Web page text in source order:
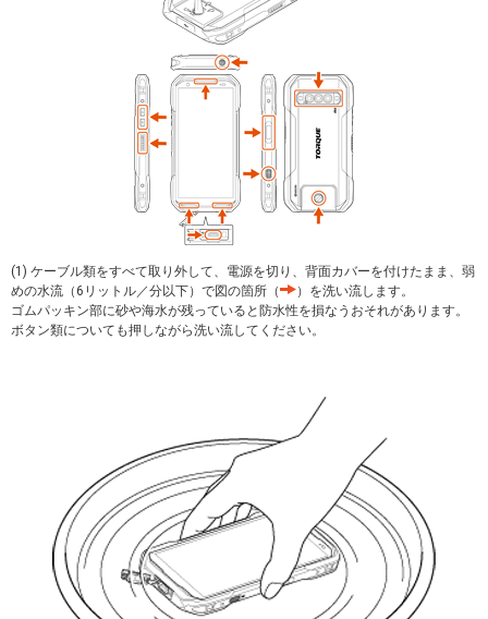
(1) ケーブル類をすべて取り外して、電源を切り、背面カバーを付けたまま、弱
めの水流（6リットル／分以下）で図の箇所（
）を洗い流します。
ゴムパッキン部に砂や海水が残っていると防水性を損なうおそれがあります。
ボタン類についても押しながら洗い流してください。